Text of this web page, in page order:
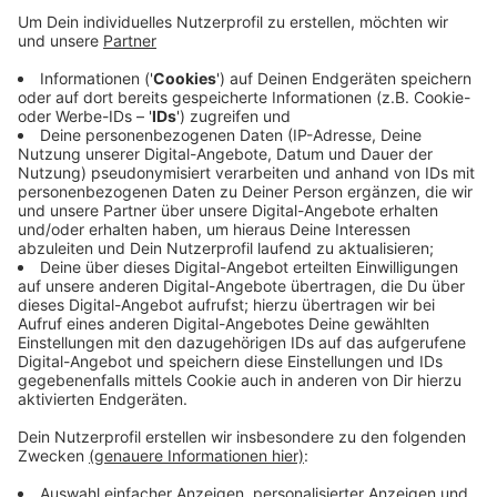
Veröffentlicht:Freitag, 22.11.2019 11:10
Anzeige
Im ersten Halbjahr dieses Jahres hat der Zoll demnach
nur 112 von insgesamt 430 Betrieben in Krefeld und
dem Kreis Viersen überprüft. Dabei flogen einige Fälle
von Steuer- und Sozialbetrug auf. Nach Angaben des
Bundesfinanzministeriums ging es dabei um eine
Summe von 5,4 Millionen Euro.
Anzeige